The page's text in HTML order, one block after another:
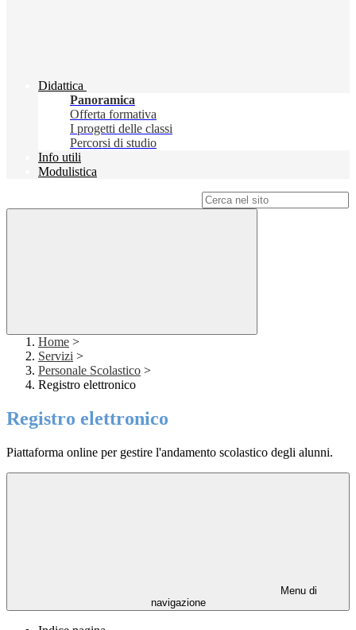
Didattica
Panoramica
Offerta formativa
I progetti delle classi
Percorsi di studio
Info utili
Modulistica
Home >
Servizi >
Personale Scolastico >
Registro elettronico
Registro elettronico
Piattaforma online per gestire l'andamento scolastico degli alunni.
Menu di
navigazione